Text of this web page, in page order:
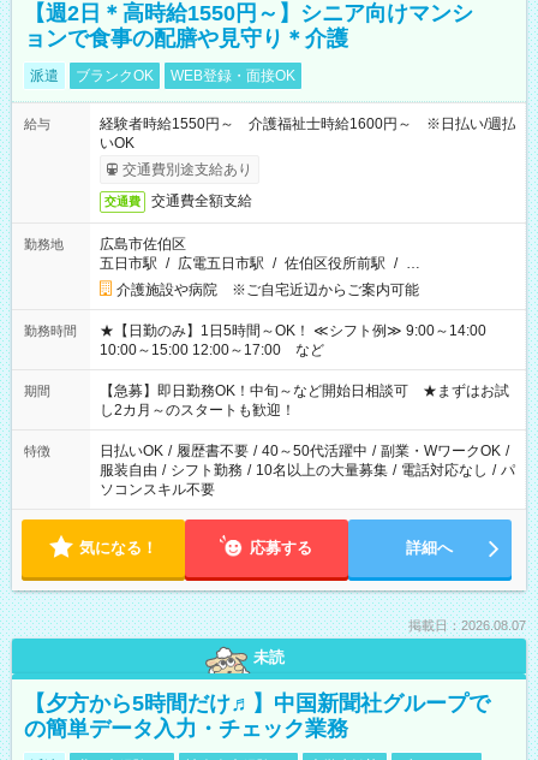
【週2日＊高時給1550円～】シニア向けマンシ
ョンで食事の配膳や見守り＊介護
派遣 ブランクOK WEB登録・面接OK
給与
経験者時給1550円～ 介護福祉士時給1600円～ ※日払い/週払
いOK
交通費別途支給あり
交通費 交通費全額支給
勤務地
広島市佐伯区
五日市駅 / 広電五日市駅 / 佐伯区役所前駅 / …
介護施設や病院 ※ご自宅近辺からご案内可能
勤務時間
★【日勤のみ】1日5時間～OK！ ≪シフト例≫ 9:00～14:00
10:00～15:00 12:00～17:00 など
期間
【急募】即日勤務OK！中旬～など開始日相談可 ★まずはお試
し2カ月～のスタートも歓迎！
特徴 日払いOK / 履歴書不要 / 40～50代活躍中 / 副業・WワークOK /
服装自由 / シフト勤務 / 10名以上の大量募集 / 電話対応なし / パ
ソコンスキル不要
気になる！ 応募する 詳細へ
掲載日：2026.08.07
未読
【夕方から5時間だけ♬】中国新聞社グループで
の簡単データ入力・チェック業務